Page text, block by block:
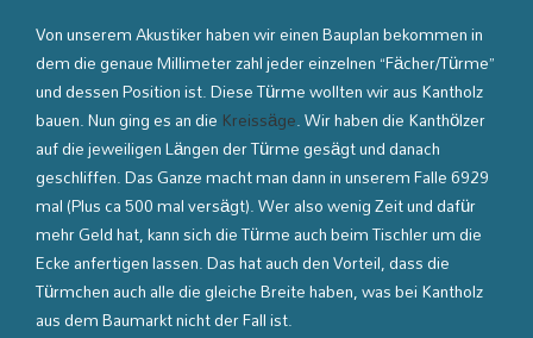
Von unserem Akustiker haben wir einen Bauplan bekommen in
dem die genaue Millimeter zahl jeder einzelnen “Fächer/Türme”
und dessen Position ist. Diese Türme wollten wir aus Kantholz
bauen. Nun ging es an die Kreissäge. Wir haben die Kanthölzer
auf die jeweiligen Längen der Türme gesägt und danach
geschliffen. Das Ganze macht man dann in unserem Falle 6929
mal (Plus ca 500 mal versägt). Wer also wenig Zeit und dafür
mehr Geld hat, kann sich die Türme auch beim Tischler um die
Ecke anfertigen lassen. Das hat auch den Vorteil, dass die
Türmchen auch alle die gleiche Breite haben, was bei Kantholz
aus dem Baumarkt nicht der Fall ist.